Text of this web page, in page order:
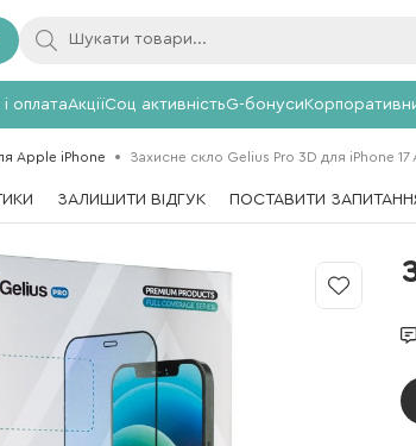
оплатаАкціїСоц активністьG-бонуси
Apple iPhone Захисне скло Gelius Pro 3D для iPhone 17
ЗАЛИШИТИ ВІДГУК ПОСТАВИТИ